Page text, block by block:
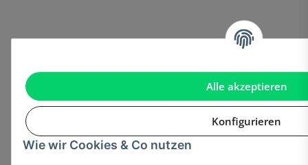
Alle akzeptieren
Konfigurieren
Wie wir Cookies & Co nutzen